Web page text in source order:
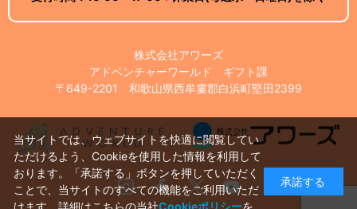
株式会社アワーズ
アドベンチャーワールド ギフト課
〒649-2201 和歌山県西牟婁郡白浜町堅田2399
InstagramFacebook
X Youtube
当サイトでは、ウェブサイトを快適に閲覧してい
ただけるよう、Cookieを使用した情報を利用して
おります。「承諾する」ボタンを押していただく
ことで、当サイトのすべての機能をご利用いただ
承諾する